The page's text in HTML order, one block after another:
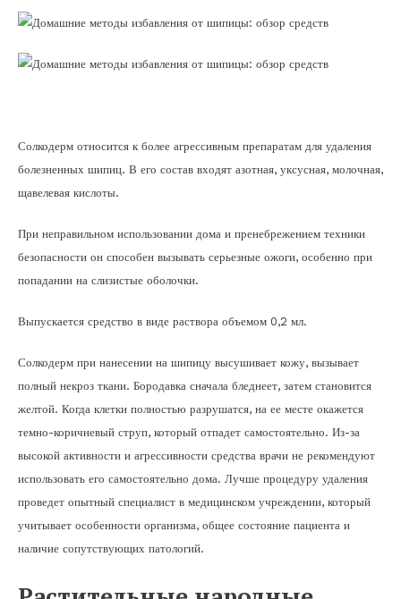
Солкодерм относится к более агрессивным препаратам для удаления
болезненных шипиц. В его состав входят азотная, уксусная, молочная,
щавелевая кислоты.
При неправильном использовании дома и пренебрежением техники
безопасности он способен вызывать серьезные ожоги, особенно при
попадании на слизистые оболочки.
Выпускается средство в виде раствора объемом 0,2 мл.
Солкодерм при нанесении на шипицу высушивает кожу, вызывает
полный некроз ткани. Бородавка сначала бледнеет, затем становится
желтой. Когда клетки полностью разрушатся, на ее месте окажется
темно-коричневый струп, который отпадет самостоятельно. Из-за
высокой активности и агрессивности средства врачи не рекомендуют
использовать его самостоятельно дома. Лучше процедуру удаления
проведет опытный специалист в медицинском учреждении, который
учитывает особенности организма, общее состояние пациента и
наличие сопутствующих патологий.